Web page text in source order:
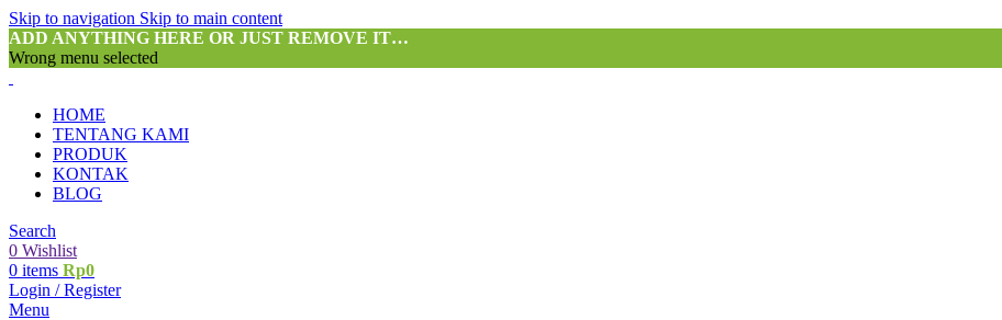
Skip to navigation Skip to main content
ADD ANYTHING HERE OR JUST REMOVE IT…
Wrong menu selected
HOME
TENTANG KAMI
PRODUK
KONTAK
BLOG
Search
0 Wishlist
0 items Rp0
Login / Register
Menu